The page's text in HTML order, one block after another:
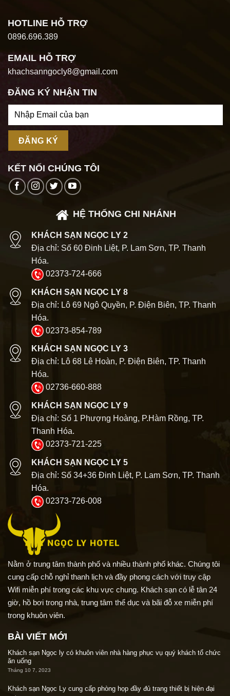
HOTLINE HỖ TRỢ
0896.696.389
EMAIL HỖ TRỢ
khachsanngocly8@gmail.com
ĐĂNG KÝ NHẬN TIN
KẾT NỐI CHÚNG TÔI
HỆ THỐNG CHI NHÁNH
KHÁCH SẠN NGỌC LY 2
Địa chỉ: Số 60 Đinh Liệt, P. Lam Sơn, TP. Thanh
Hóa.
02373-724-666
KHÁCH SẠN NGỌC LY 8
Địa chỉ: Lô 69 Ngô Quyền, P. Điện Biên, TP. Thanh
Hóa.
02373-854-789
KHÁCH SẠN NGỌC LY 3
Địa chỉ: Lô 68 Lê Hoàn, P. Điện Biên, TP. Thanh
Hóa.
02736-660-888
KHÁCH SẠN NGỌC LY 9
Địa chỉ: Số 1 Phượng Hoàng, P.Hàm Rồng, TP.
Thanh Hóa.
02373-721-225
KHÁCH SẠN NGỌC LY 5
Địa chỉ: Số 34+36 Đinh Liệt, P. Lam Sơn, TP. Thanh
Hóa.
02373-726-008
Nằm ở trung tâm thành phố và nhiều thành phố khác. Chúng tôi
cung cấp chỗ nghỉ thanh lịch và đầy phong cách với truy cập
Wifi miễn phí trong các khu vực chung. Khách sạn có lễ tân 24
giờ, hồ bơi trong nhà, trung tâm thể dục và bãi đỗ xe miễn phí
trong khuôn viên.
BÀI VIẾT MỚI
Khách sạn Ngọc ly có khuôn viên nhà hàng phục vụ quý khách tổ chức
ăn uống
Tháng 10 7, 2023
Khách sạn Ngọc Ly cung cấp phòng họp đầy đủ trang thiết bị hiện đại